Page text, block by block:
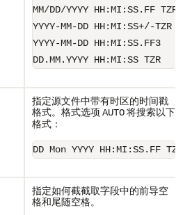
MM/DD/YYYY HH:MI:SS.FF TZR
YYYY-MM-DD HH:MI:SS+/-TZR
YYYY-MM-DD HH:MI:SS.FF3
DD.MM.YYYY HH:MI:SS TZR
指定源文件中带有时区的时间戳
格式。格式选项 AUTO将搜索以下
格式：
DD Mon YYYY HH:MI:SS.FF TZR
指定如何截截取字段中的前导空
格和尾随空格。